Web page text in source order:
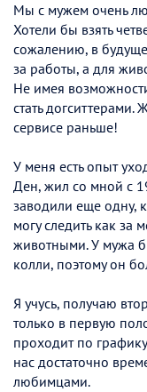
Мы с мужем очень
Хотели бы взять
сожалению, в
за работы, а для
Не имея
стать догситтерами.
сервисе раньше!
У меня есть опыт
Ден, жил со мной с
заводили еще одну,
могу следить как за
животными. У мужа
колли, поэтому он
Я учусь, получаю
только в первую
проходит по
нас достаточно
любимцами.